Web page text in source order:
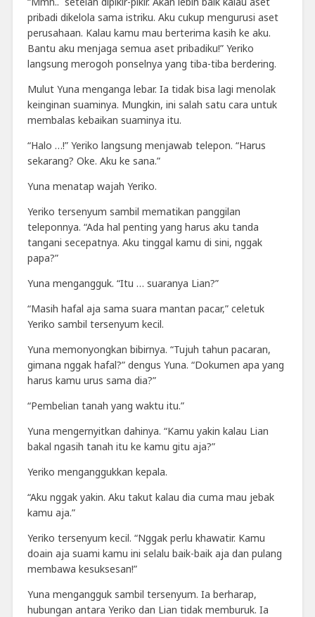
pribadi dikelola sama istriku. Aku cukup mengurusi aset
perusahaan. Kalau kamu mau berterima kasih ke aku.
Bantu aku menjaga semua aset pribadiku!” Yeriko
langsung merogoh ponselnya yang tiba-tiba berdering.
Mulut Yuna menganga lebar. Ia tidak bisa lagi menolak
keinginan suaminya. Mungkin, ini salah satu cara untuk
membalas kebaikan suaminya itu.
“Halo …!” Yeriko langsung menjawab telepon. “Harus
sekarang? Oke. Aku ke sana.”
Yuna menatap wajah Yeriko.
Yeriko tersenyum sambil mematikan panggilan
teleponnya. “Ada hal penting yang harus aku tanda
tangani secepatnya. Aku tinggal kamu di sini, nggak
papa?”
Yuna mengangguk. “Itu … suaranya Lian?”
“Masih hafal aja sama suara mantan pacar,” celetuk
Yeriko sambil tersenyum kecil.
Yuna memonyongkan bibirnya. “Tujuh tahun pacaran,
gimana nggak hafal?” dengus Yuna. “Dokumen apa yang
harus kamu urus sama dia?”
“Pembelian tanah yang waktu itu.”
Yuna mengernyitkan dahinya. “Kamu yakin kalau Lian
bakal ngasih tanah itu ke kamu gitu aja?”
Yeriko menganggukkan kepala.
“Aku nggak yakin. Aku takut kalau dia cuma mau jebak
kamu aja.”
Yeriko tersenyum kecil. “Nggak perlu khawatir. Kamu
doain aja suami kamu ini selalu baik-baik aja dan pulang
membawa kesuksesan!”
Yuna mengangguk sambil tersenyum. Ia berharap,
hubungan antara Yeriko dan Lian tidak memburuk. Ia